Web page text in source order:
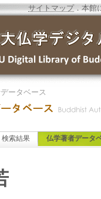
サイトマップ．本館
ータベース
検索結果 仏学著者データ